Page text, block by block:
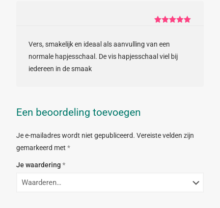
Vers, smakelijk en ideaal als aanvulling van een
normale hapjesschaal. De vis hapjesschaal viel bij
iedereen in de smaak
Een beoordeling toevoegen
Je e-mailadres wordt niet gepubliceerd. Vereiste velden zijn
gemarkeerd met *
Je waardering *